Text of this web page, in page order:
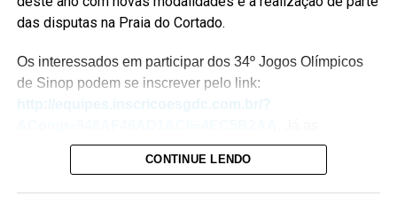
das disputas na Praia do Cortado.
Os interessados em participar dos 34º Jogos Olímpicos
de Sinop podem se inscrever pelo link:
inscrições para os 3º Jogos Paralímpicos de Sinop estão
disponíveis no link:
http://equipes.inscricoesgdc.com.br/?
CONTINUE LENDO